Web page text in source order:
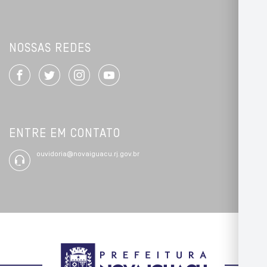
NOSSAS REDES
ENTRE EM CONTATO
ouvidoria@novaiguacu.rj.gov.br